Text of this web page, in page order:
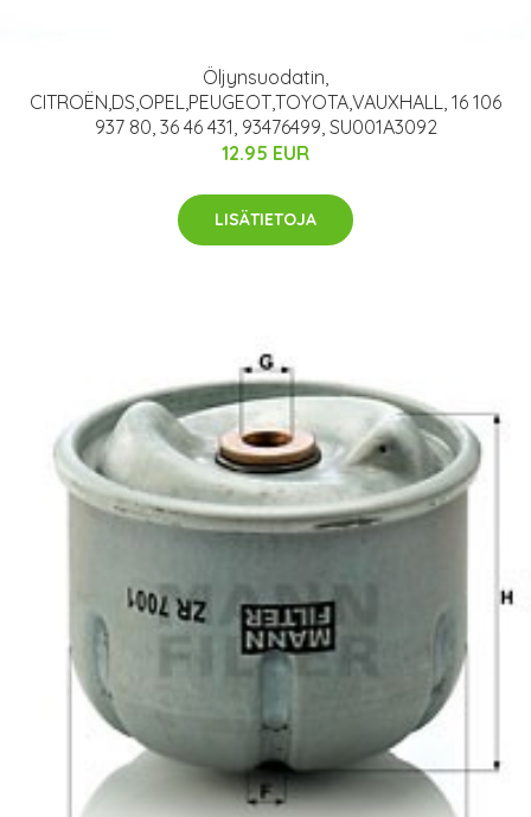
Öljynsuodatin,
CITROËN,DS,OPEL,PEUGEOT,TOYOTA,VAUXHALL, 16 106
937 80, 36 46 431, 93476499, SU001A3092
12.95 EUR
LISÄTIETOJA